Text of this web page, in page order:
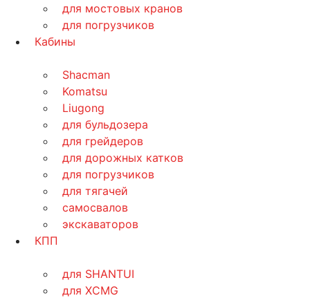
для мостовых кранов
для погрузчиков
Кабины
Shacman
Komatsu
Liugong
для бульдозера
для грейдеров
для дорожных катков
для погрузчиков
для тягачей
самосвалов
экскаваторов
КПП
для SHANTUI
для XCMG